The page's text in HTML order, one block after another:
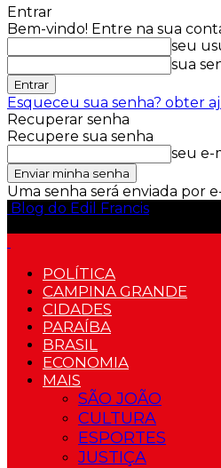
Entrar
Bem-vindo! Entre na sua
seu
sua
Esqueceu sua senha? obter
Recuperar senha
Recupere sua senha
seu e-
Uma senha será enviada por
Blog do Edil Francis
POLÍTICA
CAMPINA GRANDE
CIDADES
PARAÍBA
BRASIL
ECONOMIA
MAIS
SÃO JOÃO
CULTURA
ESPORTES
JUSTIÇA